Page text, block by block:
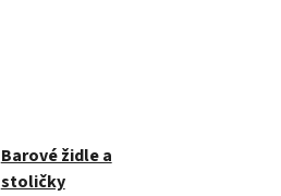
Barové židle a
stoličky